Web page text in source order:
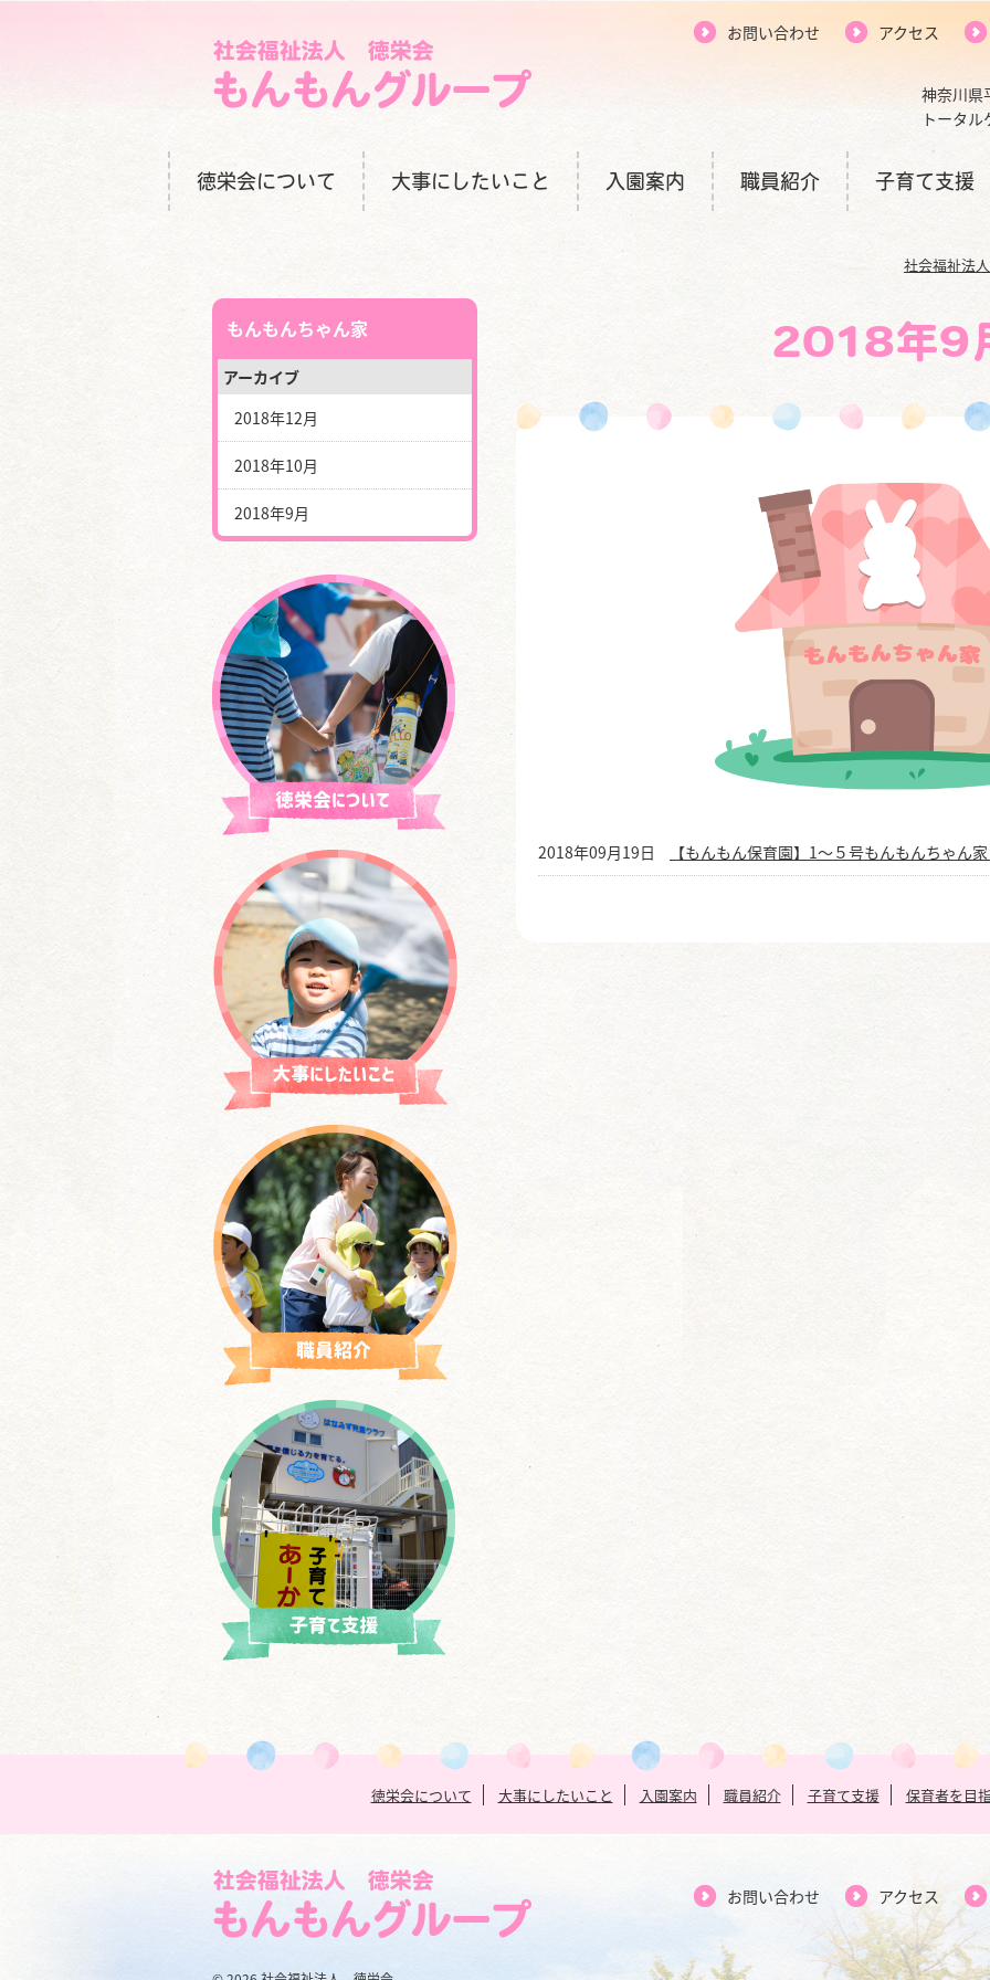
お問い合わせ アクセス
神奈川県
トータ
徳栄会について 大事にしたいこと 入園案内 職員紹介 子育て支援
社会福祉法
2018年9
2018年09月19日 【もんもん保育園】1～５号もんもんちゃ
もんもんちゃん家
アーカイブ
2018年12月
2018年10月
2018年9月
徳栄会について 大事にしたいこと 入園案内 職員紹介 子育て支援 保育者を目
お問い合わせ アクセス